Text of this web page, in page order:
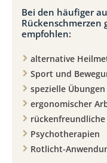
Bei den häufiger
Rückenschmerzen
empfohlen:
alternative
Sport und
spezielle
ergonomischer
Psychotherapien
Rotlicht-